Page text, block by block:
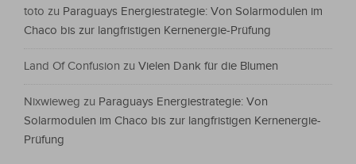
toto zu Paraguays Energiestrategie: Von Solarmodulen im
Chaco bis zur langfristigen Kernenergie-Prüfung
Land Of Confusion zu Vielen Dank für die Blumen
Nixwieweg zu Paraguays Energiestrategie: Von
Solarmodulen im Chaco bis zur langfristigen Kernenergie-
Prüfung